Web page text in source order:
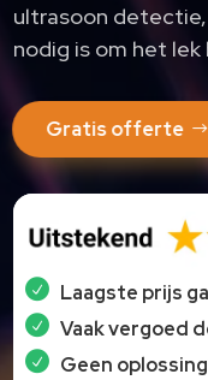
ultrasoon
nodig is om het
Gratis offerte
Laagste prijs
Vaak vergoed
Geen